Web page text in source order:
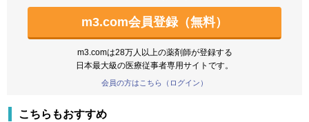
m3.com会員登録（無料）
m3.comは28万人以上の薬剤師が登録する
日本最大級の医療従事者専用サイトです。
会員の方はこちら（ログイン）
こちらもおすすめ